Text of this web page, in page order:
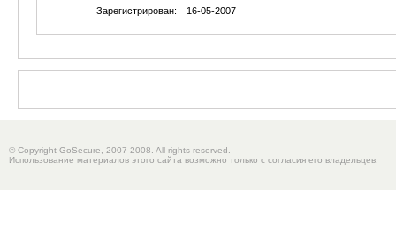
Зарегистрирован:
16-05-2007
© Copyright GoSecure, 2007-2008. All rights reserved.
Использование материалов этого сайта возможно только с согласия его владельцев.